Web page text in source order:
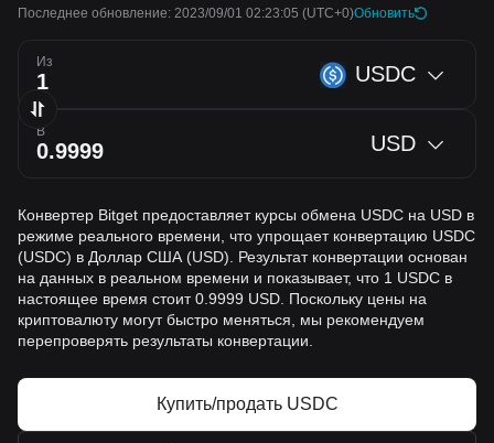
Последнее обновление: 2023/09/01 02:23:05 (UTC+0)Обновить
Из USDC
В USD
Конвертер Bitget предоставляет курсы обмена USDC на USD в
режиме реального времени, что упрощает конвертацию USDC
(USDC) в Доллар США (USD). Результат конвертации основан
на данных в реальном времени и показывает, что 1 USDC в
настоящее время стоит 0.9999 USD. Поскольку цены на
криптовалюту могут быстро меняться, мы рекомендуем
перепроверять результаты конвертации.
Купить/продать USDC